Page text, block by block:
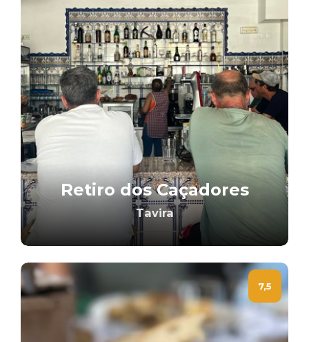
Retiro dos Caçadores
Tavira
7,5